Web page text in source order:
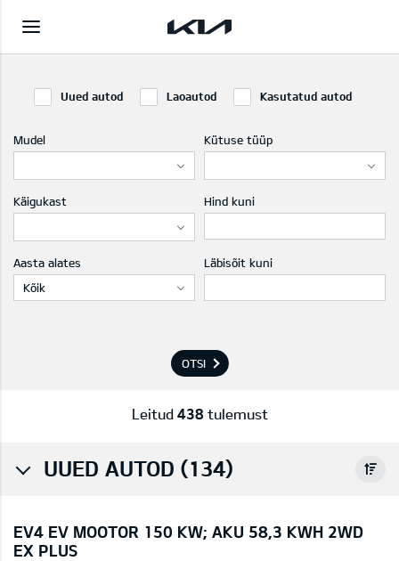
Uued autod Laoautod Kasutatud autod
Mudel Kütuse tüüp
Käigukast Hind kuni
Aasta alates
Kõik
Läbisõit kuni
OTSI
Leitud 438tulemust
UUED AUTOD (134)
EV4 EV MOOTOR 150 KW; AKU 58,3 KWH 2WD
EX PLUS